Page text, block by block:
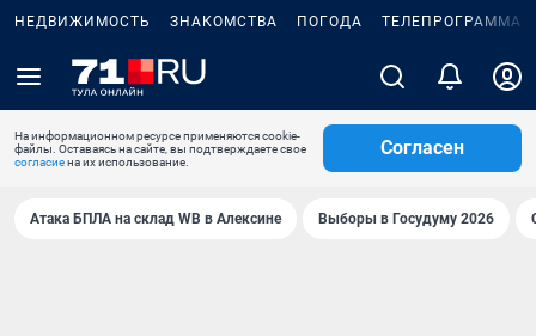
НЕДВИЖИМОСТЬ ЗНАКОМСТВА ПОГОДА ТЕЛЕПРОГРАММА
На информационном ресурсе применяются cookie-
файлы. Оставаясь на сайте, вы подтверждаете свое
согласиена их использование.
Согласен
Атака БПЛА на склад WB в Алексине Выборы в Госудуму 2026